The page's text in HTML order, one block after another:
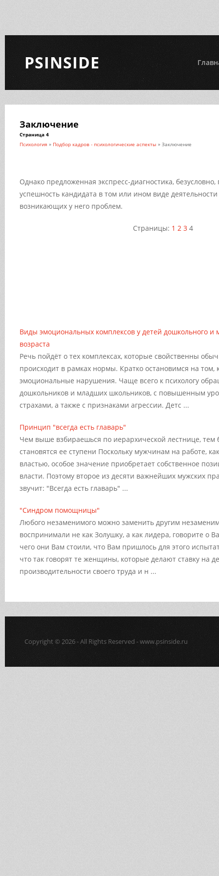
PSINSIDE
Заключение
Страница 4
Психология » Подбор кадров - психологические аспекты » Заключение
Однако предложенная экспресс-диагностика,
успешность кандидата в том или ином виде
возникающих у него проблем.
Страницы: 1 2 3 4
Виды эмоциональных комплексов у детей дошкольного и
возраста
Речь пойдёт о тех комплексах, которые свойственны
происходит в рамках нормы. Кратко остановимся на том,
эмоциональные нарушения. Чаще всего к психологу
дошкольников и младших школьников, с повышенным
страхами, а также с признаками агрессии. Детс ...
Принцип "всегда есть главарь"
Чем выше взбираешься по иерархической лестнице, тем
становятся ее ступени Поскольку мужчинам на работе,
властью, особое значение приобретает собственное
власти. Поэтому второе из десяти важнейших мужских
звучит: "Всегда есть главарь" ...
"Синдром помощницы"
Любого незаменимого можно заменить другим
воспринимали не как Золушку, а как лидера, говорите о
чего они Вам стоили, что Вам пришлось для этого
что так говорят те женщины, которые делают ставку на
производительности своего труда и н ...
Copyright © 2026 - All Rights Reserved - www.psinside.ru